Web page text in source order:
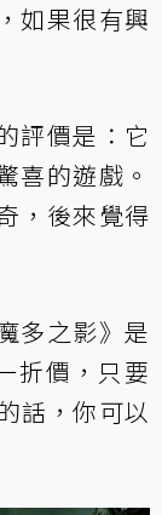
如果很有興
評價是：它
喜的遊戲。
，後來覺得
多之影》是
折價，只要
話，你可以